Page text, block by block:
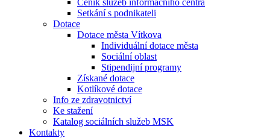
Ceník služeb informačního centra
Setkání s podnikateli
Dotace
Dotace města Vítkova
Individuální dotace města
Sociální oblast
Stipendijní programy
Získané dotace
Kotlíkové dotace
Info ze zdravotnictví
Ke stažení
Katalog sociálních služeb MSK
Kontakty